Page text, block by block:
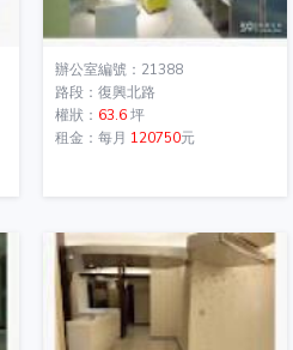
辦公室編號：21388
路段：復興北路
權狀： 63.6坪
租金：每月 120750元